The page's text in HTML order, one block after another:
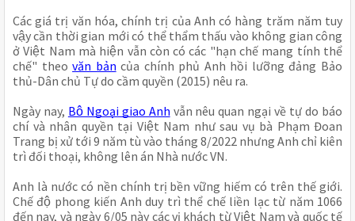
Các giá trị văn hóa, chính trị của Anh có hàng trăm năm tuy
vậy cần thời gian mới có thể thẩm thấu vào không gian công
ở Việt Nam mà hiện vẫn còn có các "hạn chế mang tính thể
chế" theo văn bản của chính phủ Anh hồi lưỡng đảng Bảo
thủ-Dân chủ Tự do cầm quyền (2015) nêu ra.
Ngày nay, Bộ Ngoại giao Anh vẫn nêu quan ngại về tự do báo
chí và nhân quyền tại Việt Nam như sau vụ bà Phạm Đoan
Trang bị xử tới 9 năm tù vào tháng 8/2022 nhưng Anh chỉ kiên
trì đối thoại, không lên án Nhà nước VN.
Anh là nước có nền chính trị bền vững hiếm có trên thế giới.
Chế độ phong kiến Anh duy trì thể chế liền lạc từ năm 1066
đến nay, và ngày 6/05 này các vị khách từ Việt Nam và quốc tế